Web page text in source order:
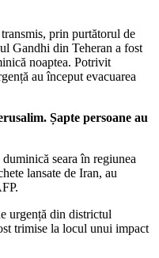
prin purtătorul de
Gandhi din Teheran a fost
noaptea. Potrivit
au început evacuarea
Șapte persoane au
seara în regiunea
lansate de Iran, au
urgență din districtul
trimise la locul unui impact